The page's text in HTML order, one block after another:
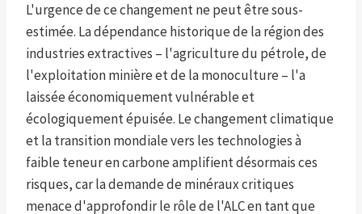
L'urgence de ce changement ne peut être sous-
estimée. La dépendance historique de la région des
industries extractives – l'agriculture du pétrole, de
l'exploitation minière et de la monoculture – l'a
laissée économiquement vulnérable et
écologiquement épuisée. Le changement climatique
et la transition mondiale vers les technologies à
faible teneur en carbone amplifient désormais ces
risques, car la demande de minéraux critiques
menace d'approfondir le rôle de l'ALC en tant que